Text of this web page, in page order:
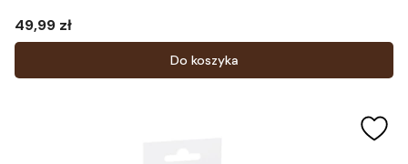
Cena
49,99 zł
Do koszyka